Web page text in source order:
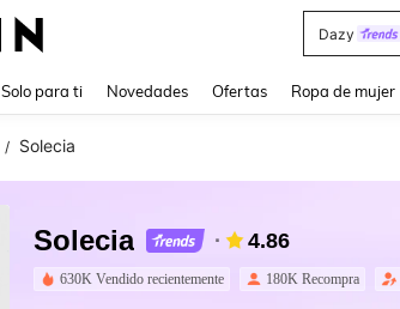
Dazy
Solo para ti Novedades Ofertas Ropa de mujer
/ Solecia
Solecia 4.86
630K Vendido recientemente 180K Recompra